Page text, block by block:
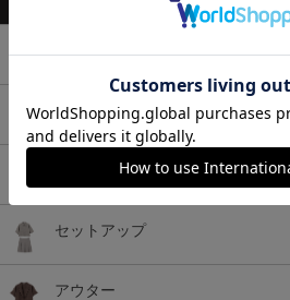
ボトムス
ワンピース
セットアップ
アウター